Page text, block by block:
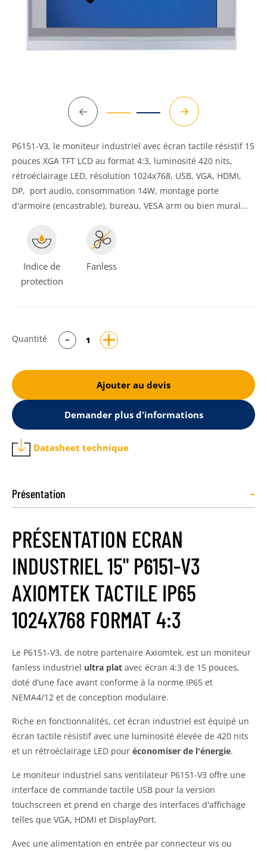
Précédent Suivant
P6151-V3, le moniteur industriel avec écran tactile résistif 15
pouces XGA TFT LCD au format 4:3, luminosité 420 nits,
rétroéclairage LED, résolution 1024x768, USB, VGA, HDMI,
DP, port audio, consommation 14W, montage porte
d'armoire (encastrable), bureau, VESA arm ou bien mural...
Indice de
protection
Fanless
Quantité
Ajouter au devis
Demander plus d'informations
Datasheet technique
Présentation -
PRÉSENTATION ECRAN
INDUSTRIEL 15" P6151-V3
AXIOMTEK TACTILE IP65
1024X768 FORMAT 4:3
Le P6151-V3, de notre partenaire Axiomtek, est un moniteur
fanless industriel ultra plat avec écran 4:3 de 15 pouces,
doté d’une face avant conforme à la norme IP65 et
NEMA4/12 et de conception modulaire.
Riche en fonctionnalités, cet écran industriel est équipé un
écran tactile résistif avec une luminosité élevée de 420 nits
et un rétroéclairage LED pour économiser de l'énergie.
Le moniteur industriel sans ventilateur P6151-V3 offre une
interface de commande tactile USB pour la version
touchscreen et prend en charge des interfaces d'affichage
telles que VGA, HDMI et DisplayPort.
Avec une alimentation en entrée par connecteur vis ou